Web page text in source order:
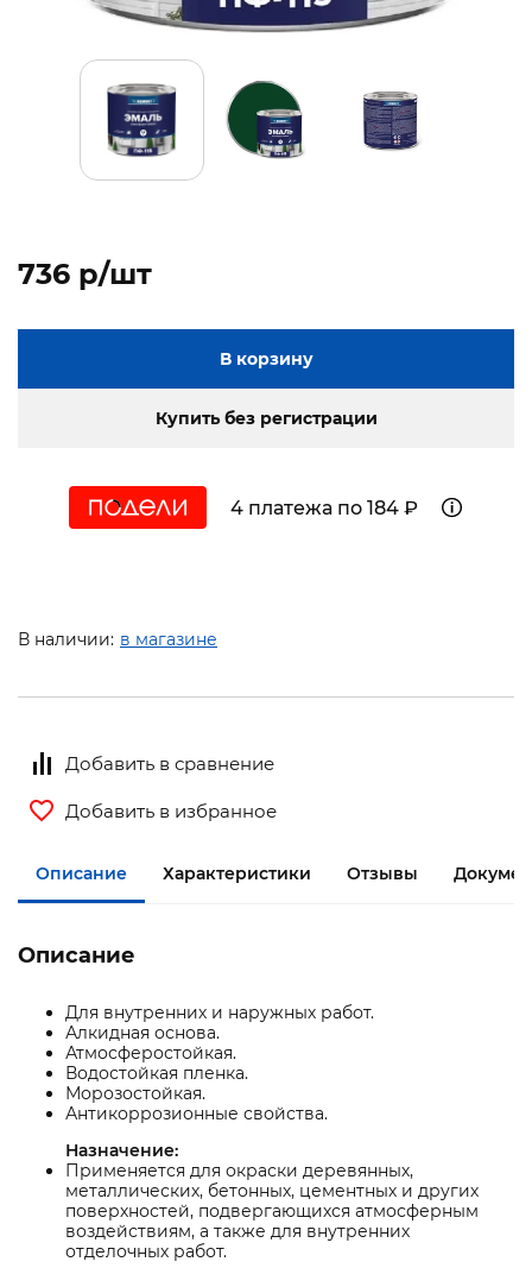
736 p/шт
В корзину
Купить без регистрации
4 платежа по 184 ₽
В наличии: в магазине
Добавить в сравнение
Добавить в избранное
Описание Характеристики Отзывы
Описание
Для внутренних и наружных работ.
Алкидная основа.
Атмосферостойкая.
Водостойкая пленка.
Морозостойкая.
Антикоррозионные свойства.
Назначение:
Применяется для окраски деревянных,
металлических, бетонных, цементных и других
поверхностей, подвергающихся атмосферным
воздействиям, а также для внутренних
отделочных работ.